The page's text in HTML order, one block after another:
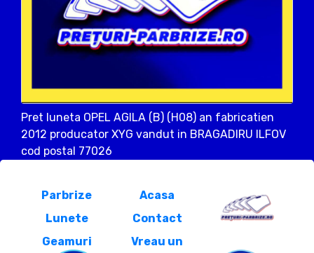
Pret luneta OPEL AGILA (B) (H08) an fabricatien
2012 producator XYG vandut in BRAGADIRU ILFOV
cod postal 77026
Parbrize
Lunete
Geamuri
Acasa
Contact
Vreau un